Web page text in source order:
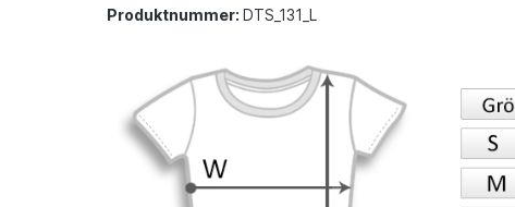
Produktnummer: DTS_131_L